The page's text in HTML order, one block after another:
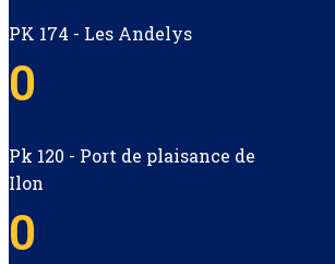
PK 174 - Les Andelys
0
Pk 120 - Port de plaisance de
Ilon
0